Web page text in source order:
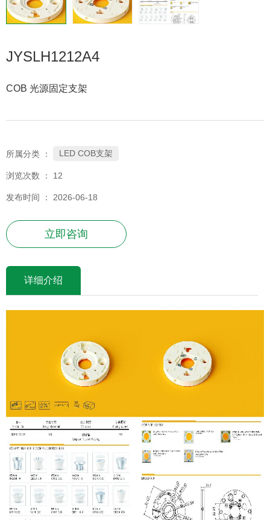
JYSLH1212A4
COB 光源固定支架
所属分类 ： LED COB支架
浏览次数 ： 12
发布时间 ： 2026-06-18
立即咨询
详细介绍